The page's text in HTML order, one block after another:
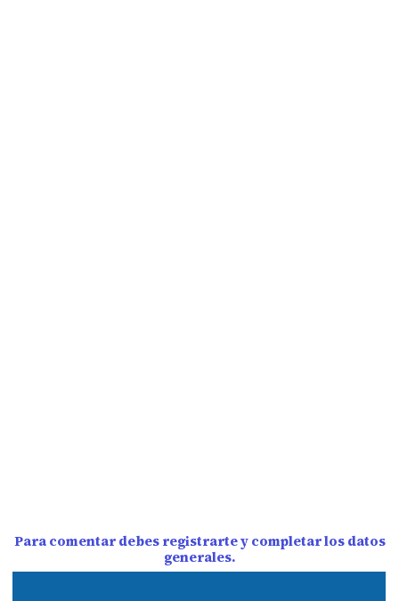
Para comentar debes registrarte y completar los datos
generales.